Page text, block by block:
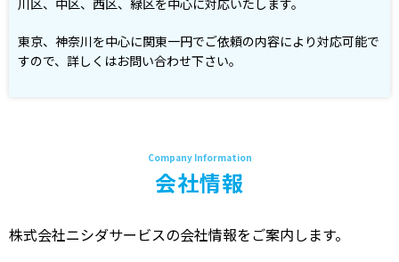
川区、中区、西区、緑区を中心に対応いたします。
東京、神奈川を中心に関東一円でご依頼の内容により対応可能で
すので、詳しくはお問い合わせ下さい。
会社情報
株式会社ニシダサービスの会社情報をご案内します。